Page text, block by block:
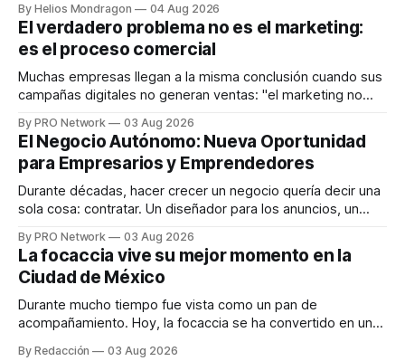
dispositivos inteligentes, inteligencia artificial y monitoreo
en tiempo real para ayudar a las personas a tomar mejores
decisiones sobre su salud metabólica. Su propuesta busca
responder
By Helios Mondragon 04 Aug 2026
El verdadero problema no es el marketing:
es el proceso comercial
Muchas empresas llegan a la misma conclusión cuando sus
campañas digitales no generan ventas: "el marketing no
INTERIUS, el problema suele estar en otro lugar. Durante
una entrevista para el podcast SER PRO, el especialista en
marketing digital explicó que
By PRO Network 03 Aug 2026
El Negocio Autónomo: Nueva Oportunidad
para Empresarios y Emprendedores
Durante décadas, hacer crecer un negocio quería decir una
sola cosa: contratar. Un diseñador para los anuncios, un
para los textos, alguien que supiera de publicidad digital
para encontrar prospectos, un vendedor para atender
llamadas y mensajes, y —con suerte— una persona
By PRO Network 03 Aug 2026
La focaccia vive su mejor momento en la
Ciudad de México
Durante mucho tiempo fue vista como un pan de
acompañamiento. Hoy, la focaccia se ha convertido en uno
By Redacción 03 Aug 2026